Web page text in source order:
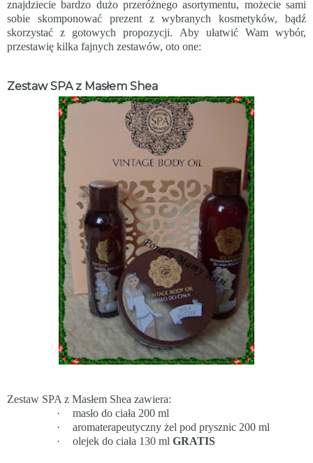
znajdziecie bardzo dużo przeróżnego asortymentu, możecie sami
sobie skomponować prezent z wybranych kosmetyków, bądź
skorzystać z gotowych propozycji. Aby ułatwić Wam wybór,
przestawię kilka fajnych zestawów, oto one:
Zestaw SPA z Masłem Shea
Zestaw SPA z Masłem Shea zawiera:
·
masło do ciała 200 ml
·
aromaterapeutyczny żel pod prysznic 200 ml
·
olejek do ciała 130 ml GRATIS